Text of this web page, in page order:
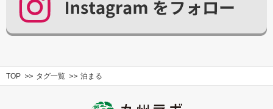
TOP タグ一覧 泊まる